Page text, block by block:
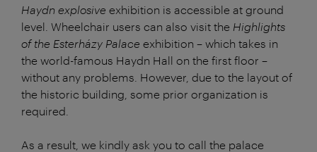
Haydn explosive exhibition is accessible at ground
level. Wheelchair users can also visit the Highlights
of the Esterházy Palace exhibition – which takes in
the world-famous Haydn Hall on the first floor –
without any problems. However, due to the layout of
the historic building, some prior organization is
required.
As a result, we kindly ask you to call the palace